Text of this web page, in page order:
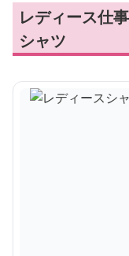
レディース仕
シャツ